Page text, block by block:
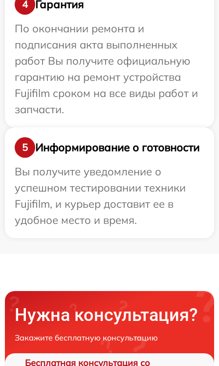
4
Гарантия
По окончании ремонта и
подписания акта выполненных
работ Вы получите официальную
гарантию на ремонт устройства
Fujifilm сроком на все виды работ и
запчасти.
5
Информирование о готовности
Вы получите уведомление о
успешном тестировании техники
Fujifilm, и курьер доставит ее в
удобное место и время.
Нужна консультация?
Закажите бесплатную консультацию
Бесплатная консультация со